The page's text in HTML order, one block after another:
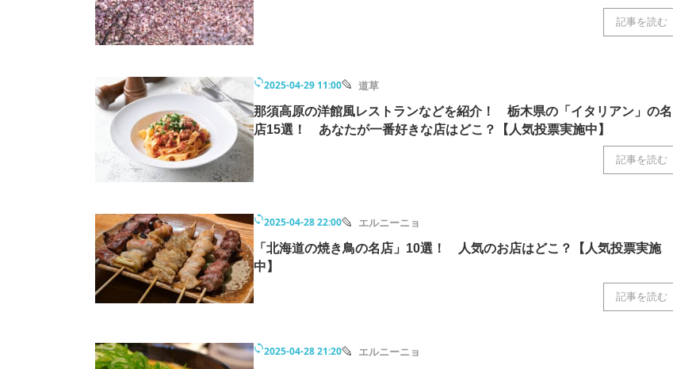
記事を読む
2025-04-29 11:00 道草
那須高原の洋館風レストランなどを紹介！ 栃木県の「イタリアン」の名
店15選！ あなたが一番好きな店はどこ？【人気投票実施中】
記事を読む
2025-04-28 22:00 エルニーニョ
「北海道の焼き鳥の名店」10選！ 人気のお店はどこ？【人気投票実施
中】
記事を読む
2025-04-28 21:20 エルニーニョ